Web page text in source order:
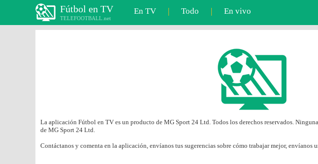
Fútbol en TV
TELEFOOTBALL.net
En TV | Todo | En vivo
La aplicación Fútbol en TV es un producto de MG Sport 24 Ltd. Todos los derechos reservados.
de MG Sport 24 Ltd.
Contáctanos y comenta en la aplicación, envíanos tus sugerencias sobre cómo trabajar mejor, envíanos